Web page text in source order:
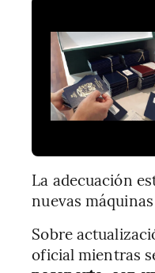
La adecuación
nuevas
Sobre
oficial mientras